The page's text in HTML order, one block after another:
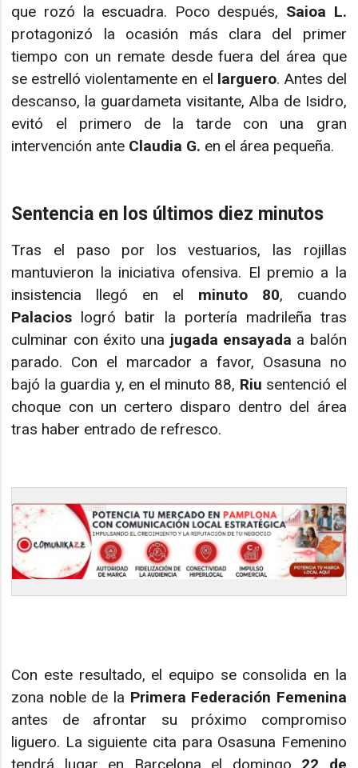
que rozó la escuadra. Poco después, Saioa L.
protagonizó la ocasión más clara del primer
tiempo con un remate desde fuera del área que
se estrelló violentamente en el larguero. Antes del
descanso, la guardameta visitante, Alba de Isidro,
evitó el primero de la tarde con una gran
intervención ante Claudia G. en el área pequeña.
Sentencia en los últimos diez minutos
Tras el paso por los vestuarios, las rojillas
mantuvieron la iniciativa ofensiva. El premio a la
insistencia llegó en el minuto 80, cuando
Palacios logró batir la portería madrileña tras
culminar con éxito una jugada ensayada a balón
parado. Con el marcador a favor, Osasuna no
bajó la guardia y, en el minuto 88, Riu sentenció el
choque con un certero disparo dentro del área
tras haber entrado de refresco.
Con este resultado, el equipo se consolida en la
zona noble de la Primera Federación Femenina
antes de afrontar su próximo compromiso
liguero. La siguiente cita para Osasuna Femenino